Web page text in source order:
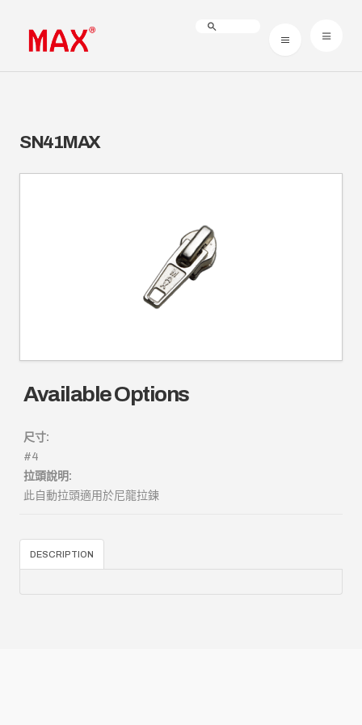
SN41MAX
Available Options
尺寸:
#4
拉頭說明:
此自動拉頭適用於尼龍拉鍊
DESCRIPTION